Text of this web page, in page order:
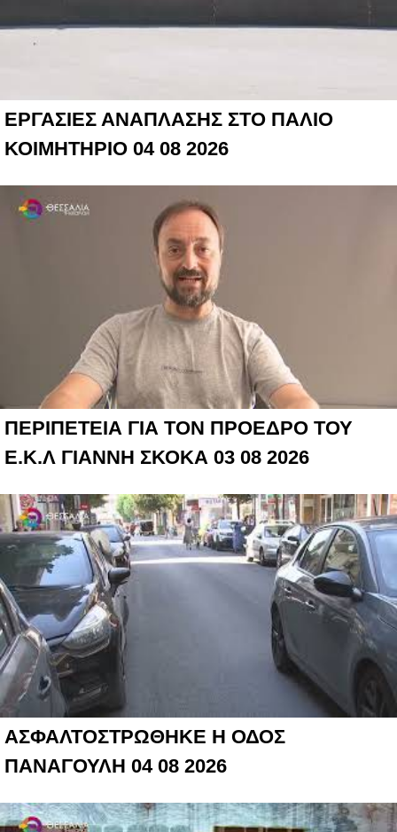
ΕΡΓΑΣΙΕΣ ΑΝΑΠΛΑΣΗΣ ΣΤΟ ΠΑΛΙΟ
ΚΟΙΜΗΤΗΡΙΟ 04 08 2026
ΠΕΡΙΠΕΤΕΙΑ ΓΙΑ ΤΟΝ ΠΡΟΕΔΡΟ ΤΟΥ
Ε.Κ.Λ ΓΙΑΝΝΗ ΣΚΟΚΑ 03 08 2026
ΑΣΦΑΛΤΟΣΤΡΩΘΗΚΕ Η ΟΔΟΣ
ΠΑΝΑΓΟΥΛΗ 04 08 2026